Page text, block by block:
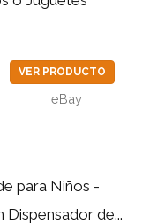
VER PRODUCTO
eBay
para Niños -
de...